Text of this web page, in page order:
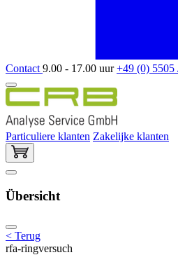
Contact 9.00 - 17.00 uur+49 (0) 5505
Particuliere klanten Zakelijke klanten
Übersicht
< Terug
rfa-ringversuch